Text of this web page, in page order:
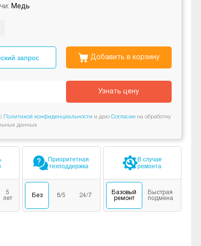
Медь
запрос Добавить в корзину
Узнать цену
Политикой конфиденциальности и даю Согласиена обработку
данных
5
лет
Приоритетная
техподдержка
Без 8/5 24/7
В случае
ремонта
Базовый
ремонт
Быстрая
подмена